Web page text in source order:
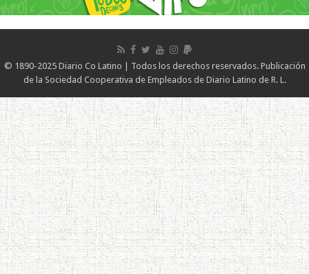
© 1890-2025 Diario Co Latino | Todos los derechos reservados. Publicación
de la Sociedad Cooperativa de Empleados de Diario Latino de R. L.